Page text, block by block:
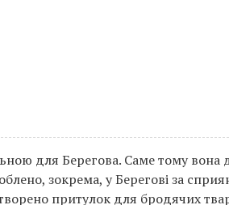
для Берегова. Саме тому вона
зокрема, у Берегові за
притулок для бродячих